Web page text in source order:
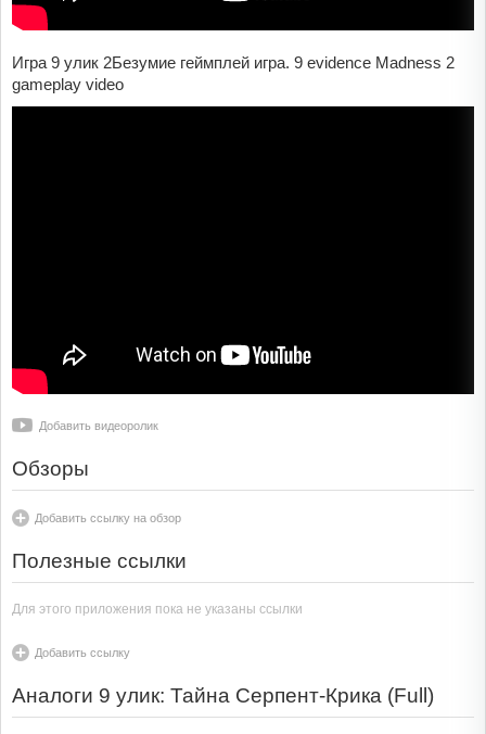
Игра 9 улик 2Безумие геймплей игра. 9 evidence Madness 2
gameplay video
Добавить видеоролик
Обзоры
Добавить ссылку на обзор
Полезные ссылки
Для этого приложения пока не указаны ссылки
Добавить ссылку
Аналоги 9 улик: Тайна Серпент-Крика (Full)